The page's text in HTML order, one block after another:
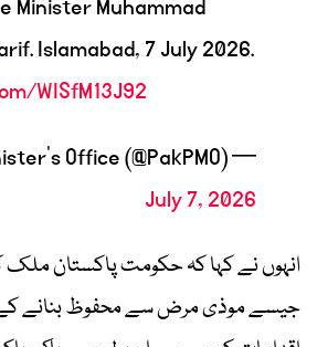
Minister Muhammad
Islamabad, 7 July 2026.
WISfM13J92
— Prime Minister's Office (@PakPMO)
July 7, 2026
انہوں نے کہا کہ حکومت پاکستان ملک
جیسے موذی مرض سے محفوظ بنانے